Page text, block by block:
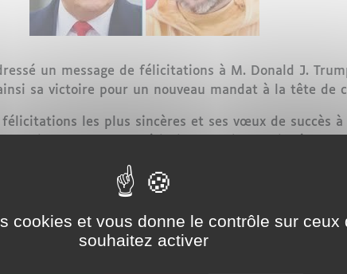
un message de félicitations à M. Donald J.
sa victoire pour un nouveau mandat à la tête de
félicitations les plus sincères et ses vœux de succès
du peuple américain. Le Roi a souligné que
à défendre les intérêts suprêmes des
Unis
et le partenariat stratégique qui unissent le
valeurs partagées et des intérêts communs dans
cookies et vous donne le contrôle sur ceux
souhaitez activer